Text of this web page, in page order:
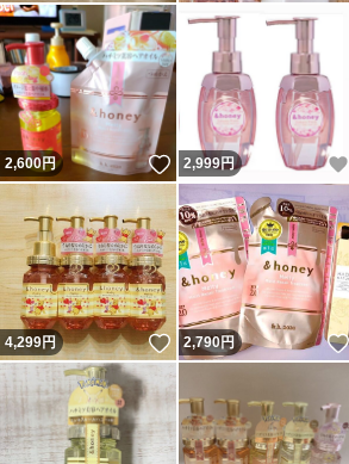
2,600円 いいね！
2,999円
4,299円 いいね！
2,790円